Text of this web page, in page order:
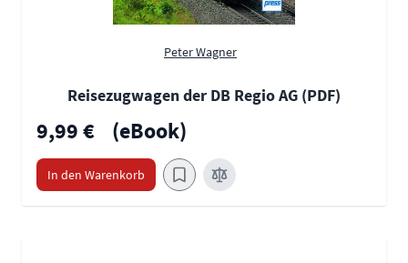
Peter Wagner
Reisezugwagen der DB Regio AG (PDF)
9,99 € (eBook)
In den Warenkorb